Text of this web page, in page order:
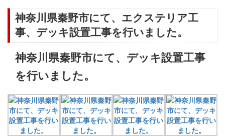
神奈川県秦野市にて、エクステリア工
事、デッキ設置工事を行いました。
神奈川県秦野市にて、デッキ設置工事
を行いました。